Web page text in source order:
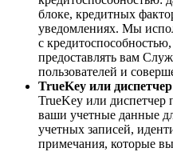
блоке, кредитных
уведомлениях. Мы
с
предоставлять вам
пользователей и
TrueKey или
TrueKey или диспетчер
ваши учетные данные
учетных записей,
примечания, которые